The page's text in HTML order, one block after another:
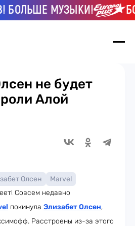
МУЗЫКИ!
не будет
Алой
Олсен
Marvel
Совсем недавно
покинула Элизабет Олсен,
Расстроены из-за этого